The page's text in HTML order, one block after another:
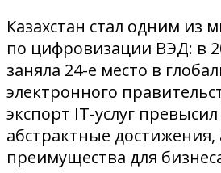
Казахстан стал одним из
по цифровизации ВЭД: в
заняла 24-е место в
электронного
экспорт IT-услуг
абстрактные
преимущества для